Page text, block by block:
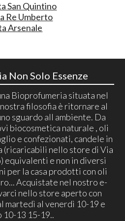
San Quintino
Re Umberto
Arsenale
Non Solo Essenze
Bioprofumeria situata nel
nostra filosofia è ritornare al
sguardo all ambiente. Da
biocosmetica naturale , oli
e confezionati, candele in
(ricaricabili nello store di Via
equivalenti e non in diversi
per la casa prodotti con oli
Acquistate nel nostro e-
nello store aperto con
martedì al venerdì 10-19 e
10-13 15-19..